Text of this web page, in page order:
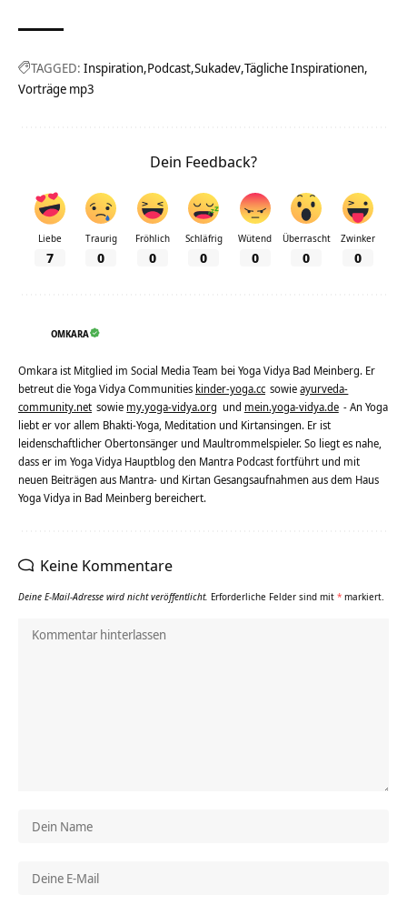
TAGGED: Inspiration Podcast Sukadev Tägliche Inspirationen
Vorträge mp3
Dein Feedback?
Liebe
7
Traurig
0
Fröhlich
0
Schläfrig
0
Wütend
0
Überrascht
0
Zwinker
0
OMKARA
Omkara ist Mitglied im Social Media Team bei Yoga Vidya Bad Meinberg. Er
betreut die Yoga Vidya Communities kinder-yoga.cc sowieayurveda-
community.net sowie my.yoga-vidya.org und mein.yoga-vidya.de - An Yoga
liebt er vor allem Bhakti-Yoga, Meditation und Kirtansingen. Er ist
leidenschaftlicher Obertonsänger und Maultrommelspieler. So liegt es nahe,
dass er im Yoga Vidya Hauptblog den Mantra Podcast fortführt und mit
neuen Beiträgen aus Mantra- und Kirtan Gesangsaufnahmen aus dem Haus
Yoga Vidya in Bad Meinberg bereichert.
Keine Kommentare
Deine E-Mail-Adresse wird nicht veröffentlicht. Erforderliche Felder sind mit * markiert.